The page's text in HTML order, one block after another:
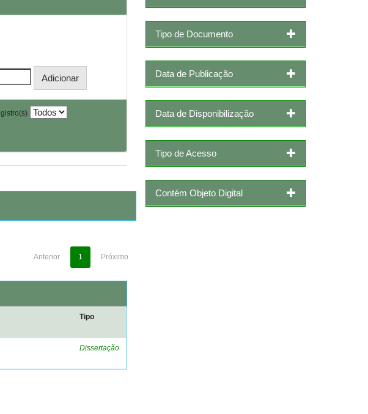
Anterior 1 Próximo
Tipo
Dissertação
Tipo de Documento
Data de Publicação
Data de Disponibilização
Tipo de Acesso
Contém Objeto Digital